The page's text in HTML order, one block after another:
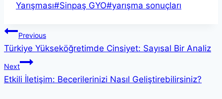
Yarışması#Sinpaş GYO#yarışma sonuçları
Yazı
gezinmesi
Previous
Türkiye Yükseköğretimde Cinsiyet: Sayısal Bir Analiz
Next
Etkili İletişim: Becerilerinizi Nasıl Geliştirebilirsiniz?